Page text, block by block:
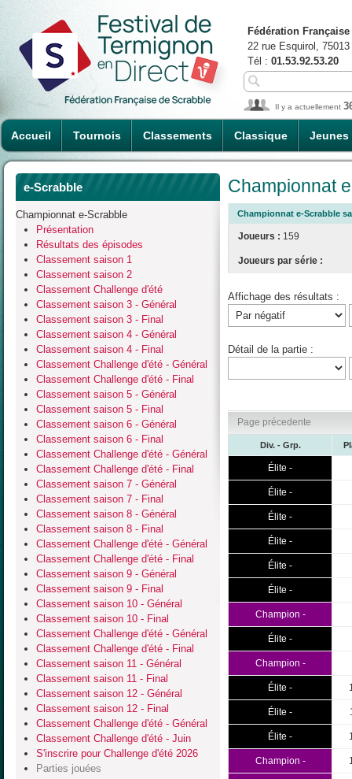
Accueil Tournois Classements Classique Jeunes
Fédération
22 rue Esquirol,
Tél : 01.53.92.53.20
Il y a actuellement
e-Scrabble
Championnat e-Scrabble
Présentation
Résultats des épisodes
Classement saison 1
Classement saison 2
Classement Challenge d'été
Classement saison 3 - Général
Classement saison 3 - Final
Classement saison 4 - Général
Classement saison 4 - Final
Classement Challenge d'été - Général
Classement Challenge d'été - Final
Classement saison 5 - Général
Classement saison 5 - Final
Classement saison 6 - Général
Classement saison 6 - Final
Classement Challenge d'été - Général
Classement Challenge d'été - Final
Classement saison 7 - Général
Classement saison 7 - Final
Classement saison 8 - Général
Classement saison 8 - Final
Classement Challenge d'été - Général
Classement Challenge d'été - Final
Classement saison 9 - Général
Classement saison 9 - Final
Classement saison 10 - Général
Classement saison 10 - Final
Classement Challenge d'été - Général
Classement Challenge d'été - Final
Classement saison 11 - Général
Classement saison 11 - Final
Classement saison 12 - Général
Classement saison 12 - Final
Classement Challenge d'été - Général
Classement Challenge d'été - Juin
S'inscrire pour Challenge d'été 2026
Parties jouées
Championnat
Championnat e-Scrabble
Joueurs : 159
Joueurs par série :
Affichage des résultats :
Détail de la partie :
Page précedente
Div. - Grp.
Élite -
Élite -
Élite -
Élite -
Élite -
Élite -
Champion -
Élite -
Champion -
Élite -
Élite -
Élite -
Champion -